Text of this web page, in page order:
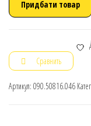
Придбати товар
Сравнить
Артикул: 090.50816.046